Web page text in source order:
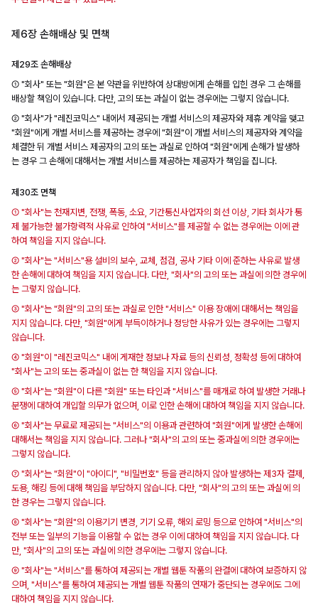
제6장 손해배상 및 면책
제29조 손해배상
① "회사" 또는 "회원"은 본 약관을 위반하여 상대방에게 손해를 입힌 경우 그 손해를
배상할 책임이 있습니다. 다만, 고의 또는 과실이 없는 경우에는 그렇지 않습니다.
② "회사"가 "레진코믹스" 내에서 제공되는 개별 서비스의 제공자와 제휴 계약을 맺고
"회원"에게 개별 서비스를 제공하는 경우에 "회원"이 개별 서비스의 제공자와 계약을
체결한 뒤 개별 서비스 제공자의 고의 또는 과실로 인하여 "회원"에게 손해가 발생하
는 경우 그 손해에 대해서는 개별 서비스를 제공하는 제공자가 책임을 집니다.
제30조 면책
① "회사"는 천재지변, 전쟁, 폭동, 소요, 기간통신사업자의 회선 이상, 기타 회사가 통
제 불가능한 불가항력적 사유로 인하여 "서비스"를 제공할 수 없는 경우에는 이에 관
하여 책임을 지지 않습니다.
② "회사"는 "서비스"용 설비의 보수, 교체, 점검, 공사 기타 이에 준하는 사유로 발생
한 손해에 대하여 책임을 지지 않습니다. 다만, "회사"의 고의 또는 과실에 의한 경우에
는 그렇지 않습니다.
③ "회사"는 "회원"의 고의 또는 과실로 인한 "서비스" 이용 장애에 대해서는 책임을
지지 않습니다. 다만, "회원"에게 부득이하거나 정당한 사유가 있는 경우에는 그렇지
않습니다.
④ "회원"이 "레진코믹스" 내에 게재한 정보나 자료 등의 신뢰성, 정확성 등에 대하여
"회사"는 고의 또는 중과실이 없는 한 책임을 지지 않습니다.
⑤ "회사"는 "회원"이 다른 "회원" 또는 타인과 "서비스"를 매개로 하여 발생한 거래나
분쟁에 대하여 개입할 의무가 없으며, 이로 인한 손해에 대하여 책임을 지지 않습니다.
⑥ "회사"는 무료로 제공되는 "서비스"의 이용과 관련하여 "회원"에게 발생한 손해에
대해서는 책임을 지지 않습니다. 그러나 "회사"의 고의 또는 중과실에 의한 경우에는
그렇지 않습니다.
⑦ "회사"는 "회원"이 "아이디", "비밀번호" 등을 관리하지 않아 발생하는 제3자 결제,
도용, 해킹 등에 대해 책임을 부담하지 않습니다. 다만, "회사"의 고의 또는 과실에 의
한 경우는 그렇지 않습니다.
⑧ "회사"는 "회원"의 이용기기 변경, 기기 오류, 해외 로밍 등으로 인하여 "서비스"의
전부 또는 일부의 기능을 이용할 수 없는 경우 이에 대하여 책임을 지지 않습니다. 다
만, "회사"의 고의 또는 과실에 의한 경우에는 그렇지 않습니다.
⑨ "회사"는 "서비스"를 통하여 제공되는 개별 웹툰 작품의 완결에 대하여 보증하지 않
으며, "서비스"를 통하여 제공되는 개별 웹툰 작품의 연재가 중단되는 경우에도 그에
대하여 책임을 지지 않습니다.